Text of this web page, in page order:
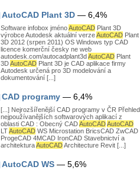
AutoCAD Plant 3D — 6,4%
Software infobox jménoAutoCAD Plant 3D
výrobce Autodesk aktuální verzeAutoCAD Plant
3D 2012 (srpen 2011) OS Windows typ CAD
licence komerční česky ne web
autodesk.com/autocadplant3dAutoCAD Plant
3DAutoCAD Plant 3D je CAD aplikace firmy
Autodesk určená pro 3D modelování a
dokumentování [...]
CAD programy — 6,4%
[...] Nejrozšířenější CAD programy v ČR Přehled
nejpoužívanějších softwarových aplikací z
oblasti CAD : Obecný CADAutoCADAutoCAD
LTAutoCAD WS Microstation BricsCAD ZwCAD
ProgeCAD 4MCAD IronCAD Stavebnictví a
architekturaAutoCADArchitecture Revit [...]
AutoCAD WS — 5,6%